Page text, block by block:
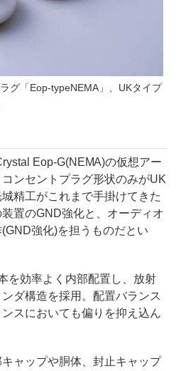
グ「Eop-typeNEMA」、UKタイプ
Eop-G(NEMA)の仮想アー
ンセントプラグ形状のみがUK
精工がこれまで手掛けてきた
置のGND強化と、オーディオ
強化)を担うものだとい
を効率よく内部配置し、放射
ダ構造を採用。配置バランス
スにおいても偏りを抑え込ん
ャップや胴体、封止キャップ